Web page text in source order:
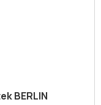
BERLIN